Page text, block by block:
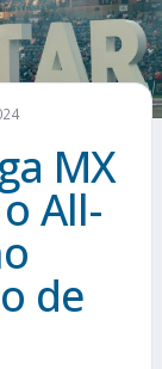
MX
All-
de